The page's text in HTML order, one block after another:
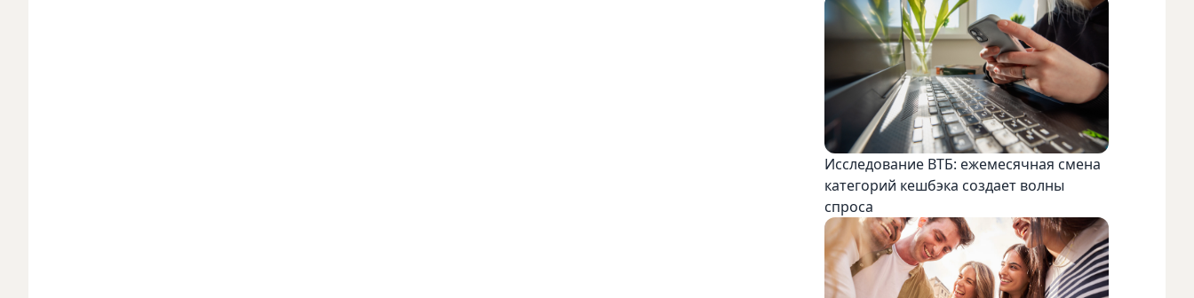
Исследование ВТБ: ежемесячная смена
категорий кешбэка создает волны
спроса